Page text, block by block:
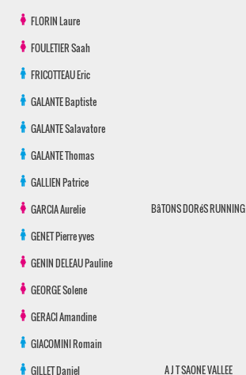
FLORINLaure
FOULETIERSaah
FRICOTTEAUEric
GALANTEBaptiste
GALANTESalavatore
GALANTEThomas
GALLIENPatrice
GARCIAAurelie BâTONS DORéS RUNNING
GENETPierre yves
GENIN DELEAUPauline
GEORGESolene
GERACIAmandine
GIACOMINIRomain
GILLETDaniel A J T SAONE VALLEE